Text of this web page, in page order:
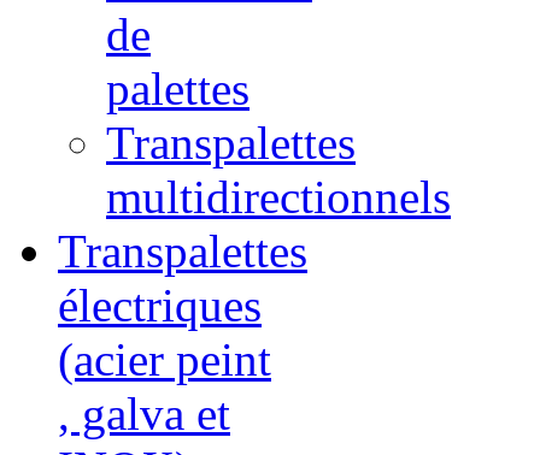
de
palettes
Transpalettes
multidirectionnels
Transpalettes
électriques
(acier peint
, galva et